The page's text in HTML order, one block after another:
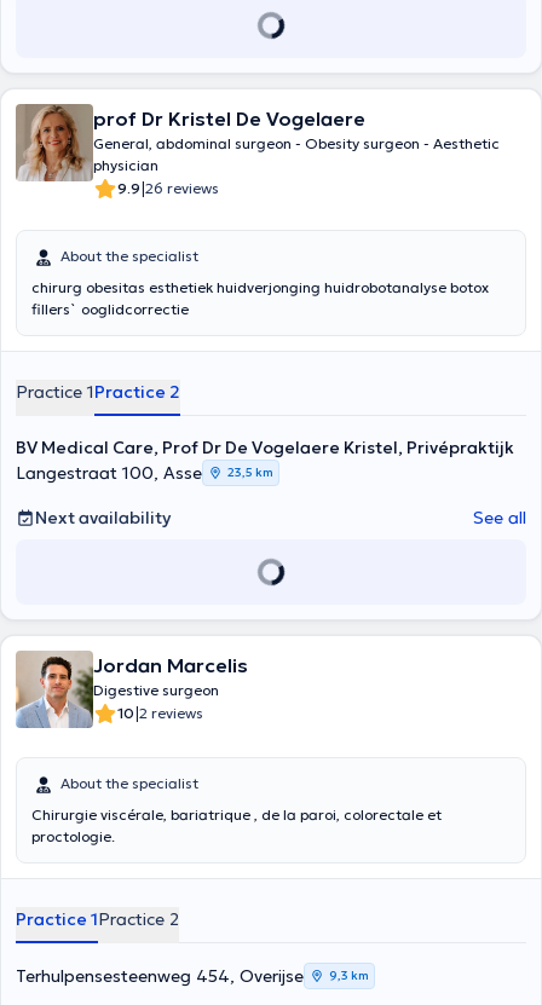
prof Dr Kristel De Vogelaere
General, abdominal surgeon - Obesity surgeon - Aesthetic
physician
9.9|26 reviews
About the specialist
chirurg obesitas esthetiek huidverjonging huidrobotanalyse botox
fillers` ooglidcorrectie
Practice 1Practice 2
BV Medical Care, Prof Dr De Vogelaere Kristel, Privépraktijk
Langestraat 100, Asse
23,5 km
Next availability See all
Jordan Marcelis
Digestive surgeon
10|2 reviews
About the specialist
Chirurgie viscérale, bariatrique , de la paroi, colorectale et
proctologie.
Practice 1Practice 2
Terhulpensesteenweg 454, Overijse 9,3 km